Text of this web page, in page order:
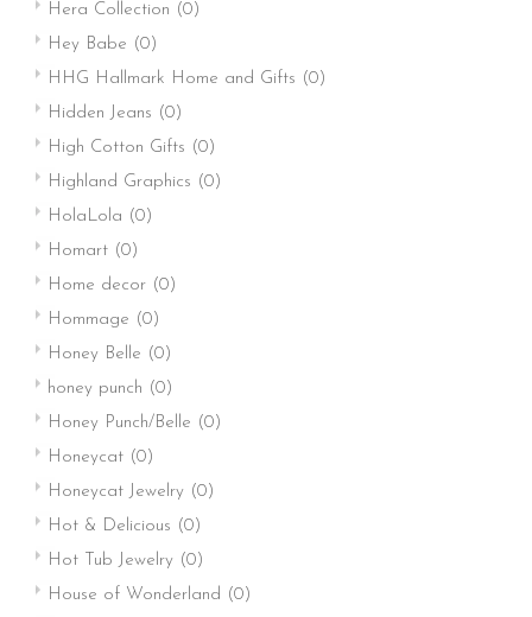
Hera Collection (0)
Hey Babe (0)
HHG Hallmark Home and Gifts (0)
Hidden Jeans (0)
High Cotton Gifts (0)
Highland Graphics (0)
HolaLola (0)
Homart (0)
Home decor (0)
Hommage (0)
Honey Belle (0)
honey punch (0)
Honey Punch/Belle (0)
Honeycat (0)
Honeycat Jewelry (0)
Hot & Delicious (0)
Hot Tub Jewelry (0)
House of Wonderland (0)